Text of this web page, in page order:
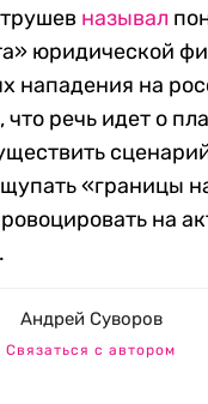
называл
юридической
нападения на
что речь идет о
«границы
на
Андрей Суворов
Связаться с автором